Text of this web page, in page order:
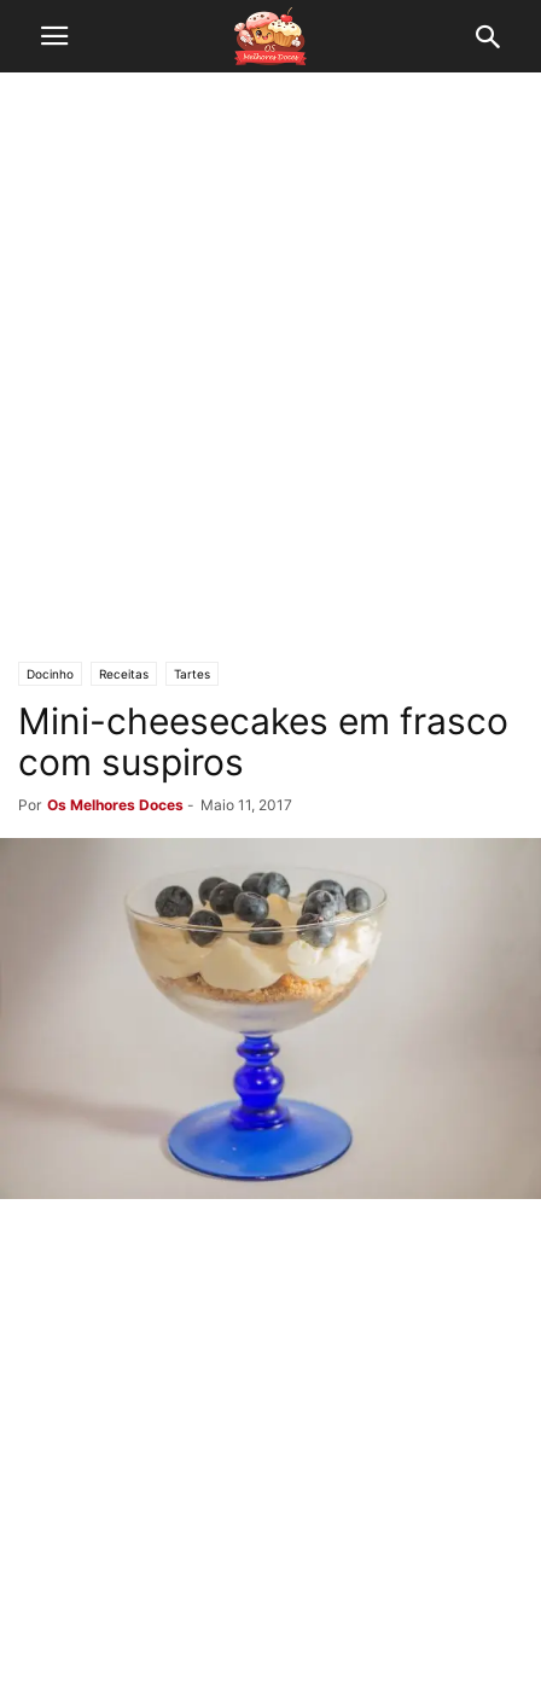
Docinho Receitas Tartes
Mini-cheesecakes em frasco
com suspiros
Por Os Melhores Doces - Maio 11, 2017